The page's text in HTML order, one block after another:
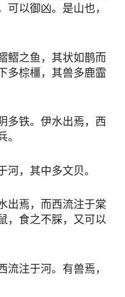
以御凶。是山也，
鳛之鱼，其状如鹊而
多棕橿，其兽多鹿霝
多铁。伊水出焉，西
，其中多文贝。
出焉，而西流注于棠
，食之不䐆，又可以
注于河。有兽焉，